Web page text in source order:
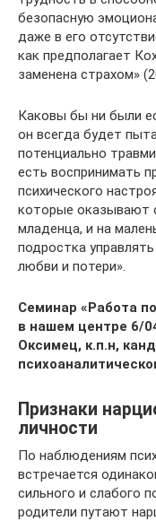
безопасную
даже в его
как предполагает
заменена страхом»
Каковы бы ни были
он всегда будет
потенциально
есть воспринимать
психического
которые оказывают
младенца, и на
подростка
любви и потери».
Семинар «Работа
в нашем центре 6/
Оксимец, к.п.н,
Признаки
личности
По наблюдениям
встречается
сильного и слабого
родители путают